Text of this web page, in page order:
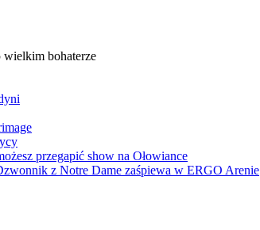
wielkim bohaterze
przegapić show na Ołowiance
z Notre Dame zaśpiewa w ERGO Arenie